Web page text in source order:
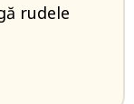
rudele